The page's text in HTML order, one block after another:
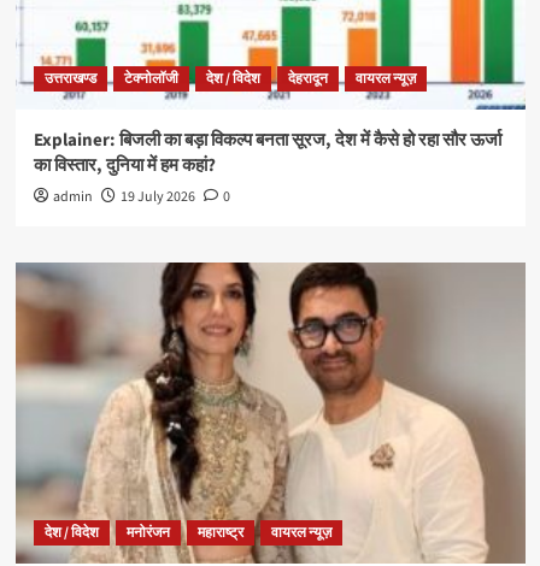
उत्तराखण्ड टेक्नोलॉजी देश / विदेश देहरादून वायरल न्यूज़
Explainer: बिजली का बड़ा विकल्प बनता सूरज, देश में कैसे हो रहा सौर ऊर्जा
का विस्तार, दुनिया में हम कहां?
admin 19 July 2026 0
देश / विदेश मनोरंजन महाराष्ट्र वायरल न्यूज़